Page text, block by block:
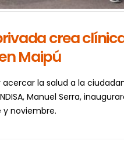
crea
Maipú
la salud a la
Manuel Serra,
noviembre.